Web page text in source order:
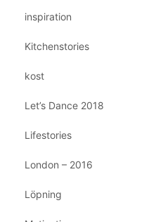
inspiration
Kitchenstories
kost
Let’s Dance 2018
Lifestories
London – 2016
Löpning